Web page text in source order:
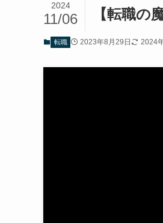
【転職の
2024
11/06
転職 2023年8月29日 2024